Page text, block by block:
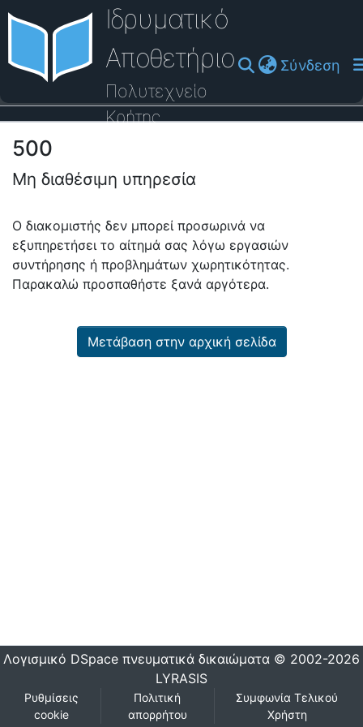
Ιδρυματικό
Αποθετήριο
Πολυτεχνείο
Κρήτης
Σύνδεση
Οδηγός Βοήθειας
500
Μη διαθέσιμη υπηρεσία
Ο διακομιστής δεν μπορεί προσωρινά να
εξυπηρετήσει το αίτημά σας λόγω εργασιών
συντήρησης ή προβλημάτων χωρητικότητας.
Παρακαλώ προσπαθήστε ξανά αργότερα.
Μετάβαση στην αρχική σελίδα
Λογισμικό DSpace πνευματικά δικαιώματα © 2002-2026
LYRASIS
Ρυθμίσεις
cookie
Πολιτική
απορρήτου
Συμφωνία Τελικού
Χρήστη